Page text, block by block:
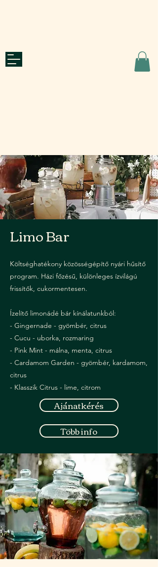
Limo Bar
Költséghatékony közösségépítő nyári hűsítő
program. Házi főzésű, különleges ízvilágú
frissítők, cukormentesen.
Ízelítő limonádé bár kínálatunkból:
- Gingernade - gyömbér, citrus
- Cucu - uborka, rozmaring
- Pink Mint - málna, menta, citrus
- Cardamom Garden - gyömbér, kardamom,
citrus
- Klasszik Citrus - lime, citrom
Ajánatkérés
Több info